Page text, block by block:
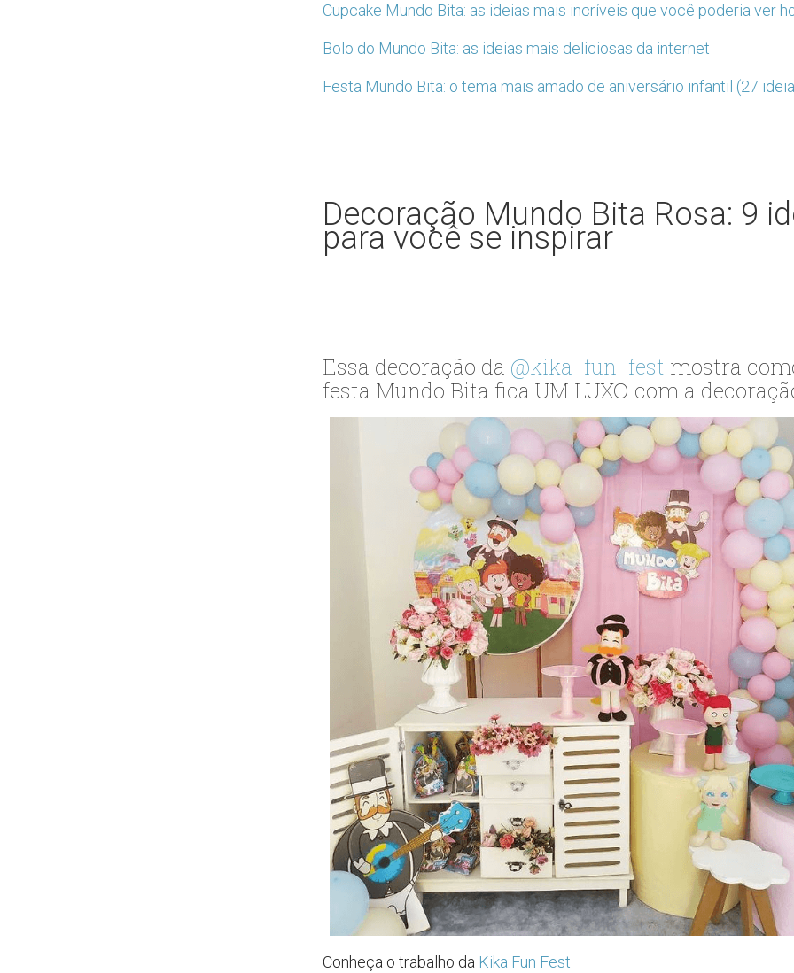
Cupcake Mundo Bita: as ideias mais incríveis que você poderia ver
Bolo do Mundo Bita: as ideias mais deliciosas da internet
Festa Mundo Bita: o tema mais amado de aniversário infantil (27
Decoração Mundo Bita Rosa: 9
para você se inspirar
Essa decoração da @kika_fun_fest mostra
festa Mundo Bita fica UM LUXO com a
Conheça o trabalho da Kika Fun Fest